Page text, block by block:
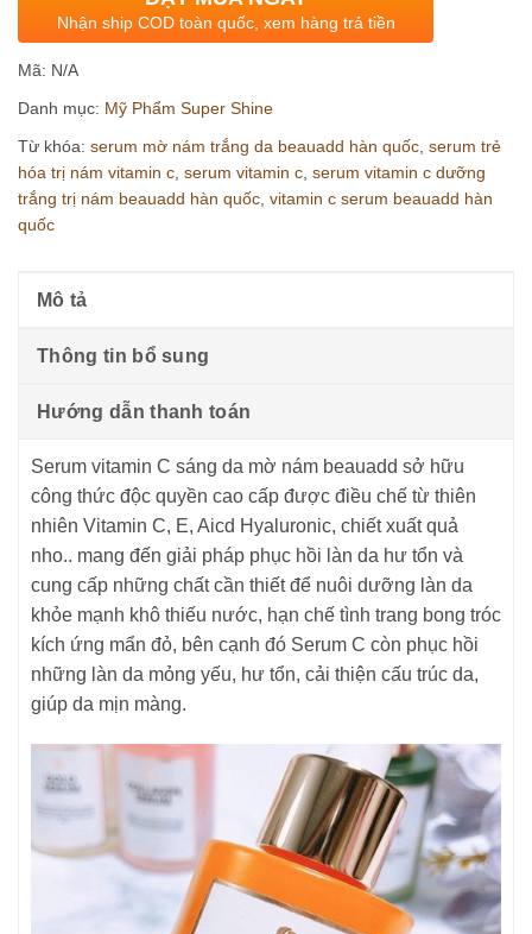
Nhận ship COD toàn quốc, xem hàng trả tiền
Mã: N/A
Danh mục: Mỹ Phẩm Super Shine
Từ khóa: serum mờ nám trắng da beauadd hàn quốc, serum trẻ
hóa trị nám vitamin c, serum vitamin c, serum vitamin c dưỡng
trắng trị nám beauadd hàn quốc, vitamin c serum beauadd hàn
quốc
Mô tả
Thông tin bổ sung
Hướng dẫn thanh toán
Serum vitamin C sáng da mờ nám beauadd sở hữu
công thức độc quyền cao cấp được điều chế từ thiên
nhiên Vitamin C, E, Aicd Hyaluronic, chiết xuất quả
nho.. mang đến giải pháp phục hồi làn da hư tổn và
cung cấp những chất cần thiết để nuôi dưỡng làn da
khỏe mạnh khô thiếu nước, hạn chế tình trang bong tróc
kích ứng mẩn đỏ, bên cạnh đó Serum C còn phục hồi
những làn da mỏng yếu, hư tổn, cải thiện cấu trúc da,
giúp da mịn màng.